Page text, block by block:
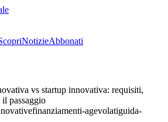
NotizieAbbonati
vs startup innovativa: requisiti,
passaggio
finanziamenti-agevolatiguida-